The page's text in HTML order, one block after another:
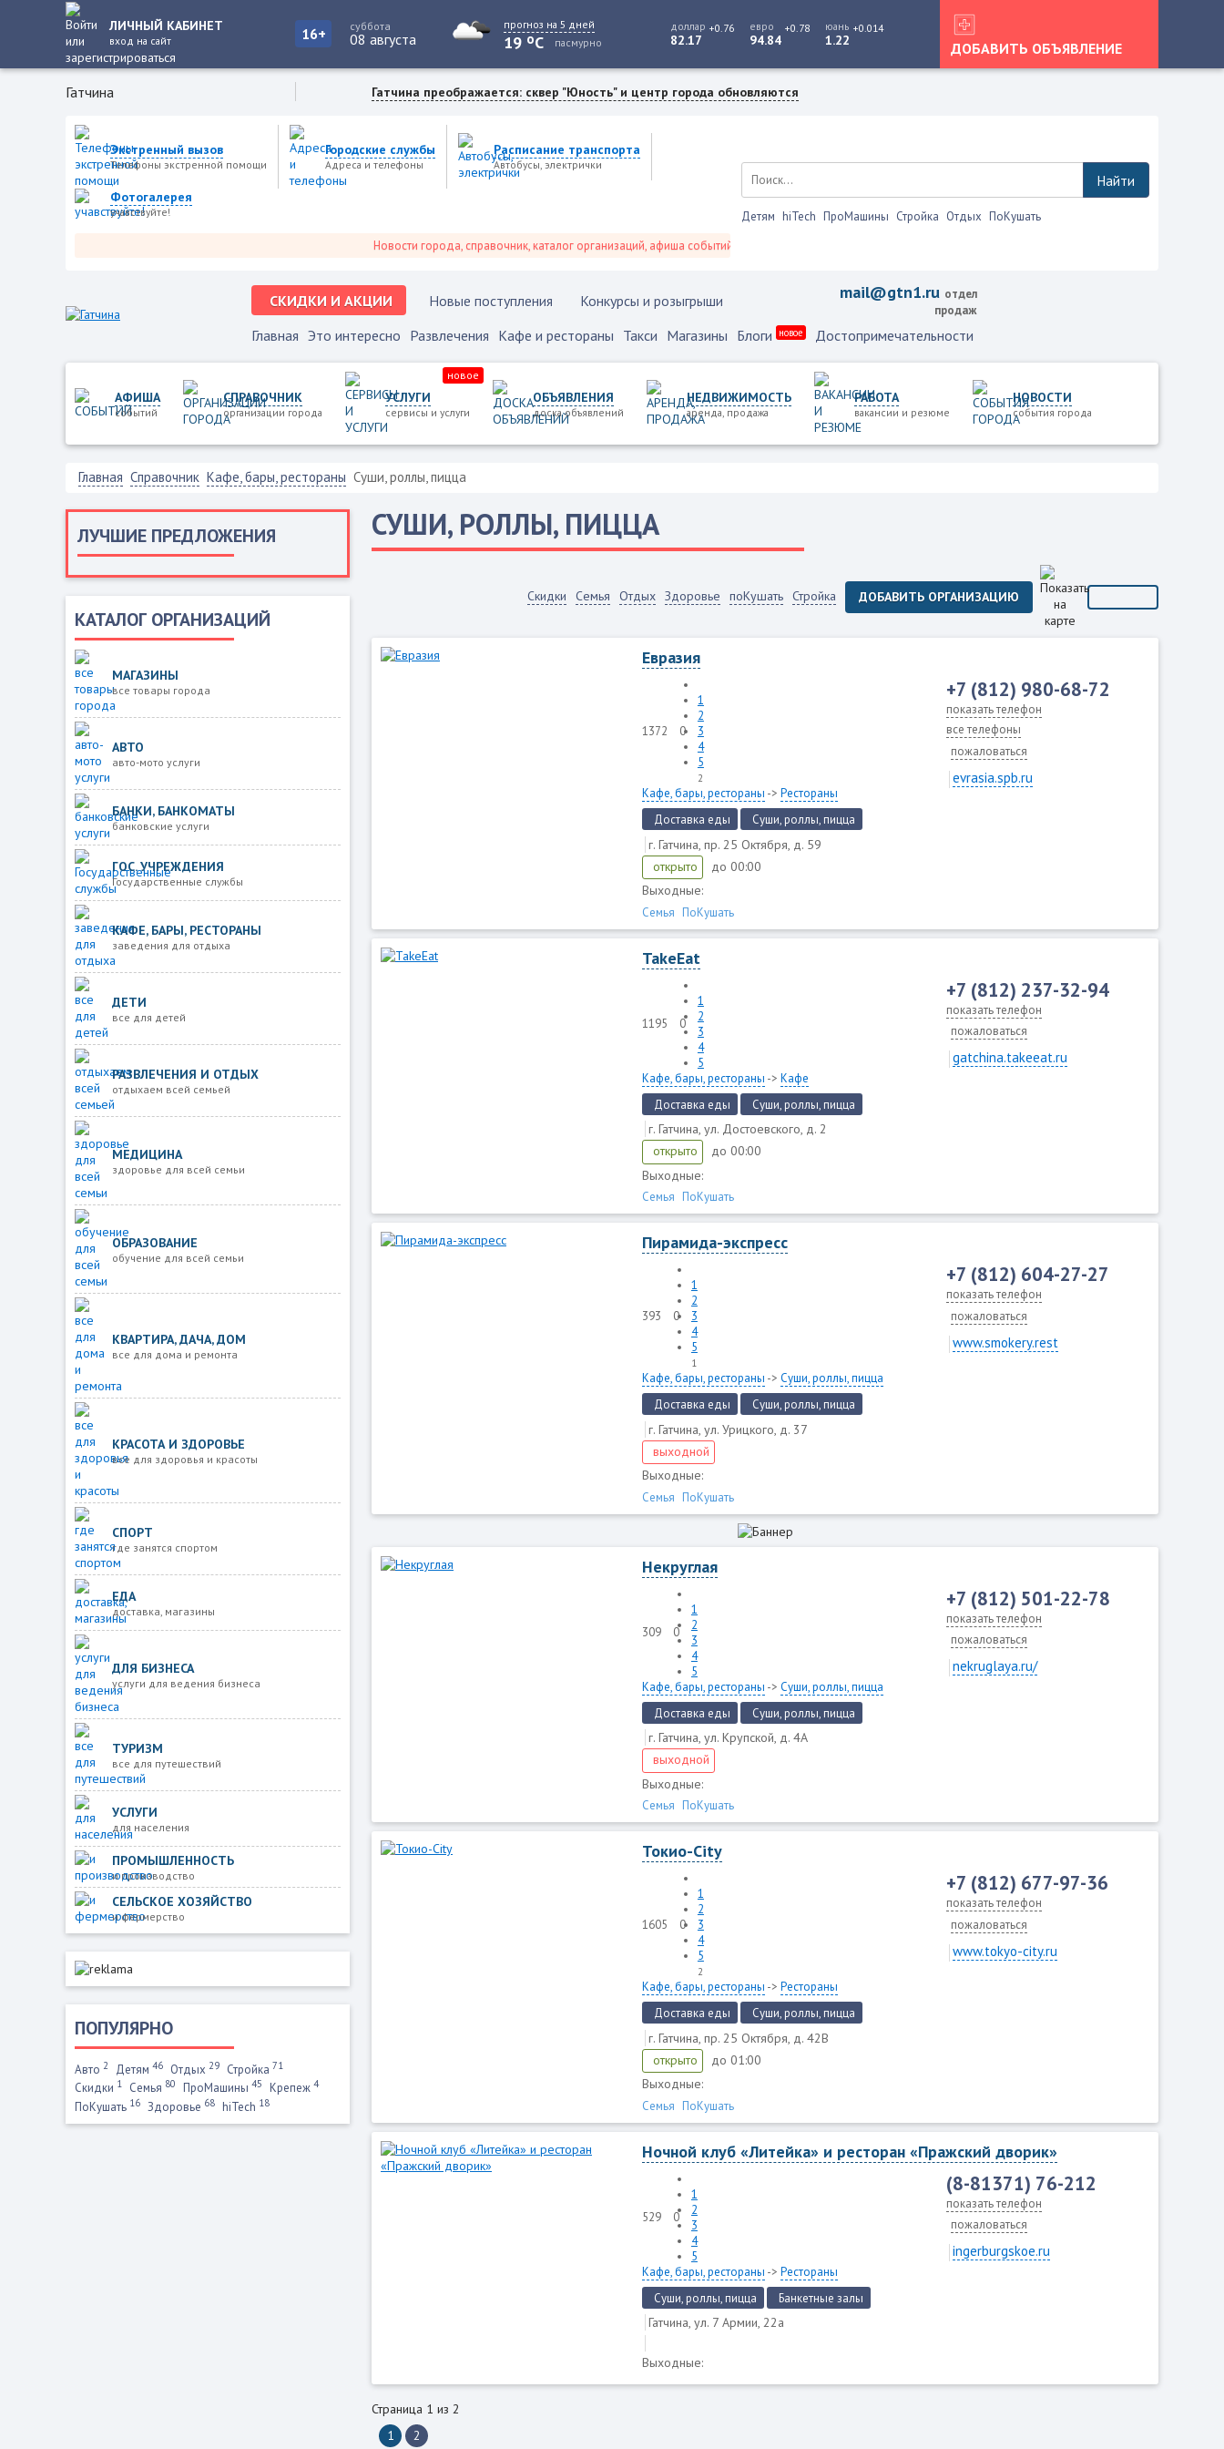
ЛИЧНЫЙ КАБИНЕТ
вход на сайт 16+ суббота
08 августа
прогноз на 5 дней
19 oC пасмурно
доллар
82.17
+0.76 евро
94.84
+0.78 юань
1.22
+0.014
ДОБАВИТЬ ОБЪЯВЛЕНИЕ
Гатчина Гатчина преображается: сквер "Юность" и центр города обновляются
Экстренный вызов
Телефоны экстренной помощи
Городские службы
Адреса и телефоны
Расписание транспорта
Автобусы, электрички
Фотогалерея
учавствуйте!
Новости города, справочник, каталог организаций, афиша событий и не только это.
Найти
Детям hiTech ПроМашины Стройка Отдых ПоКушать
СКИДКИ И АКЦИИ Новые поступления Конкурсы и розыгрыши mail@gtn1.ru отдел
продаж
Главная Это интересно Развлечения Кафе и рестораны Такси Магазины Блоги новое Достопримечательности
АФИША
событий
СПРАВОЧНИК
организации города
УСЛУГИ
сервисы и услуги
новое
ОБЪЯВЛЕНИЯ
доска объявлений
НЕДВИЖИМОСТЬ
аренда, продажа
РАБОТА
вакансии и резюме
НОВОСТИ
события города
Главная Справочник Кафе, бары, рестораны Суши, роллы, пицца
ЛУЧШИЕ ПРЕДЛОЖЕНИЯ
КАТАЛОГ ОРГАНИЗАЦИЙ
МАГАЗИНЫ
все товары города
АВТО
авто-мото услуги
БАНКИ, БАНКОМАТЫ
банковские услуги
ГОС. УЧРЕЖДЕНИЯ
Государственные службы
КАФЕ, БАРЫ, РЕСТОРАНЫ
заведения для отдыха
ДЕТИ
все для детей
РАЗВЛЕЧЕНИЯ И ОТДЫХ
отдыхаем всей семьей
МЕДИЦИНА
здоровье для всей семьи
ОБРАЗОВАНИЕ
обучение для всей семьи
КВАРТИРА, ДАЧА, ДОМ
все для дома и ремонта
КРАСОТА И ЗДОРОВЬЕ
все для здоровья и красоты
СПОРТ
где занятся спортом
ЕДА
доставка, магазины
ДЛЯ БИЗНЕСА
услуги для ведения бизнеса
ТУРИЗМ
все для путешествий
УСЛУГИ
для населения
ПРОМЫШЛЕННОСТЬ
и производство
СЕЛЬСКОЕ ХОЗЯЙСТВО
и фермерство
ПОПУЛЯРНО
Авто 2 Детям 46 Отдых 29 Стройка 71
Скидки 1 Семья 80 ПроМашины 45 Крепеж 4
ПоКушать 16 Здоровье 68 hiTech 18
СУШИ, РОЛЛЫ, ПИЦЦА
Скидки Семья Отдых Здоровье поКушать Стройка ДОБАВИТЬ ОРГАНИЗАЦИЮ
Евразия
1372 0
1
2
3
4
5
2
Кафе, бары, рестораны -> Рестораны
Доставка еды
Суши, роллы, пицца
г. Гатчина, пр. 25 Октября, д. 59
открыто
до 00:00
Выходные:
Семья ПоКушать
+7 (812) 980-68-72
показать телефон
все телефоны
пожаловаться
evrasia.spb.ru
TakeEat
1195 0
1
2
3
4
5
Кафе, бары, рестораны -> Кафе
Доставка еды
Суши, роллы, пицца
г. Гатчина, ул. Достоевского, д. 2
открыто
до 00:00
Выходные:
Семья ПоКушать
+7 (812) 237-32-94
показать телефон
пожаловаться
gatchina.takeeat.ru
Пирамида-экспресс
393 0
1
2
3
4
5
1
Кафе, бары, рестораны -> Суши, роллы, пицца
Доставка еды
Суши, роллы, пицца
г. Гатчина, ул. Урицкого, д. 37
выходной
Выходные:
Семья ПоКушать
+7 (812) 604-27-27
показать телефон
пожаловаться
www.smokery.rest
Некруглая
309 0
1
2
3
4
5
Кафе, бары, рестораны -> Суши, роллы, пицца
Доставка еды
Суши, роллы, пицца
г. Гатчина, ул. Крупской, д. 4А
выходной
Выходные:
Семья ПоКушать
+7 (812) 501-22-78
показать телефон
пожаловаться
nekruglaya.ru/
Токио-City
1605 0
1
2
3
4
5
2
Кафе, бары, рестораны -> Рестораны
Доставка еды
Суши, роллы, пицца
г. Гатчина, пр. 25 Октября, д. 42В
открыто
до 01:00
Выходные:
Семья ПоКушать
+7 (812) 677-97-36
показать телефон
пожаловаться
www.tokyo-city.ru
Ночной клуб «Литейка» и ресторан «Пражский дворик»
529 0
1
2
3
4
5
Кафе, бары, рестораны -> Рестораны
Суши, роллы, пицца
Банкетные залы
Гатчина, ул. 7 Армии, 22а
Выходные:
(8-81371) 76-212
показать телефон
пожаловаться
ingerburgskoe.ru
Страница 1 из 2
1
2